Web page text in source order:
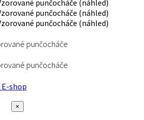
punčocháče
punčocháče
shop
×